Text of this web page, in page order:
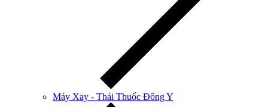
Máy Xay - Thái Thuốc Đông Y